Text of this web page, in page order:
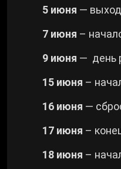
5 июня —
7 июня –
9 июня — день
15 июня –
16 июня —
17 июня –
18 июня –